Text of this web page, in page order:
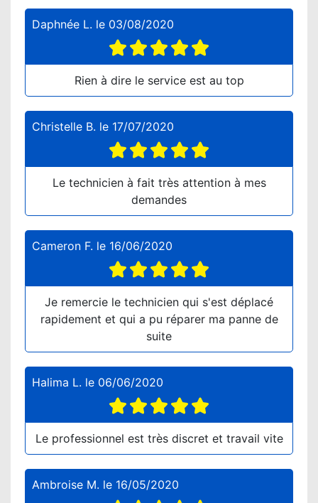
Daphnée L. le 03/08/2020
Rien à dire le service est au top
Christelle B. le 17/07/2020
Le technicien à fait très attention à mes
demandes
Cameron F. le 16/06/2020
Je remercie le technicien qui s'est déplacé
rapidement et qui a pu réparer ma panne de
suite
Halima L. le 06/06/2020
Le professionnel est très discret et travail vite
Ambroise M. le 16/05/2020